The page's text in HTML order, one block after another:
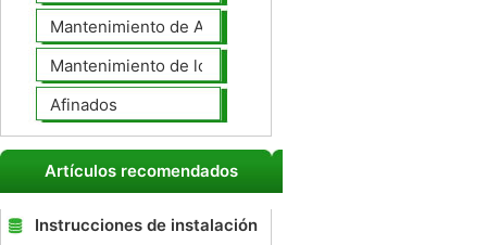
Mantenimiento de Automotores Profesional
Mantenimiento de los neumáticos
Afinados
Artículos recomendados
Instrucciones de instalación